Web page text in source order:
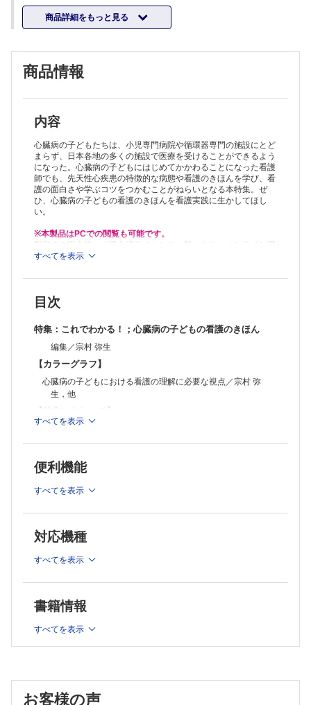
【カラーグラフ】
心臓病の子どもにおける看護の理解に必要な視点／宗村 弥生，他
【特集にあたって】
①心臓の基本の「き」／笹川 みちる
②先天性心疾患の基礎知識；肺血流量の観点から／森 善樹
②先天性心疾患における麻酔と鎮静／杉村 洋子
【看護の知識と実践】
①肺血流増加型の心疾患をもつ子どもの看護；肺血流増加型の代表的な
疾患である心室中隔欠損症の子どもの看護について／栗田 直央子
②肺血流減少型の心疾患をもつ子どもの看護；ファロー四徴症の子ども
の状態を安定させるかかわり／横山 奈緒実
③先天性心疾患の術後急性期における看護／村山 有利子
④フォンタン術後の看護／水野 芳子
⑤総合病院の外来に先天性心疾患の子どもが救急搬送された際の看護実
践／横山 奈緒実
⑥動脈管依存性心疾患の新生児；術前の看護／西宮 園美
⑦先天性心疾患における子どもへの看護；術後遠隔期に感染性心内膜炎
⑧先天性心疾患をもつこどもへの説明／安河内 聰
【多職種連携】
①先天性心疾患をもつ子どもへの理学療法／中野 淳子
【関連論稿】
①心疾患をもつ子どもの乳児期から学童期・思春期までの退院後の生活
②入院中の循環器疾患の子どもと家族への看護実践；小児看護専門看護
師のプロセスレコードから／小川 純子，他
心が歌えば，世界が揺れる(23)
生きていようと思えるように／佐藤 聡美
塞翁が馬；吉凶や運命はなかなかわからない／磯崎 三喜年
子どもの病気と仕事；働きながら子どもを育てるということ／阿真 京
医law医lawな関係(121)
倉敷美観地区／土田 菜摘
かれいどすこーぷ（125）
二輪二様／小鳥遊 遊鳥
けんさ がんばるもん；心臓カテーテル検査について／谷口 あけみ
片泊採血大作戦／内田 善也
窒息は，認識から！／飯村 知広
商品詳細をもっと見る
商品情報
内容
心臓病の子どもたちは、小児専門病院や循環器専門の施設にとど
まらず、日本各地の多くの施設で医療を受けることができるよう
になった。心臓病の子どもにはじめてかかわることになった看護
師でも、先天性心疾患の特徴的な病態や看護のきほんを学び、看
護の面白さや学ぶコツをつかむことがねらいとなる本特集。ぜ
ひ、心臓病の子どもの看護のきほんを看護実践に生かしてほし
い。
※本製品はPCでの閲覧も可能です。
製品のご購入後、「購入済ライセンス一覧」より、オンライン環
境で閲覧可能なPDF版をご覧いただけます。詳細は
推奨ブラウザ： Firefox 最新版 / Google Chrome 最新版 / Safari
すべてを表示
目次
特集：これでわかる！；心臓病の子どもの看護のきほん
編集／宗村 弥生
【カラーグラフ】
心臓病の子どもにおける看護の理解に必要な視点／宗村 弥
生，他
村 弥生
【総 論】
①心臓の基本の「き」／笹川 みちる
②先天性心疾患の基礎知識；肺血流量の観点から／森 善樹
②先天性心疾患における麻酔と鎮静／杉村 洋子
【看護の知識と実践】
／栗田 直央子
の子どもの状態を安定させるかかわり／横山 奈緒実
③先天性心疾患の術後急性期における看護／村山 有利子
⑥動脈管依存性心疾患の新生児；術前の看護／西宮 園美
すべてを表示
便利機能
すべてを表示
対応機種
すべてを表示
書籍情報
すべてを表示
お客様の声